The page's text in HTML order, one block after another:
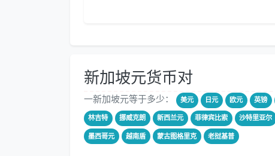
新加坡元货币对
一新加坡元等于多少： 美元 日元 欧元 英镑
林吉特 挪威克朗 新西兰元 菲律宾比索 沙特里亚尔
墨西哥元 越南盾 蒙古图格里克 老挝基普